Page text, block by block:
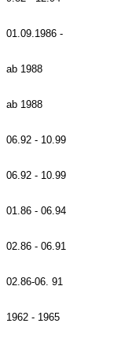
01.09.1986 -
ab 1988
ab 1988
06.92 - 10.99
06.92 - 10.99
01.86 - 06.94
02.86 - 06.91
02.86-06. 91
1962 - 1965